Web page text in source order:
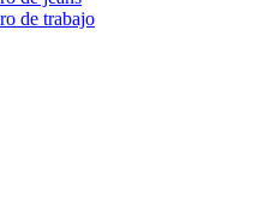
de trabajo